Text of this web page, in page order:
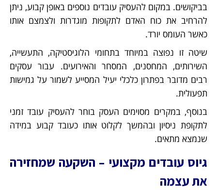
בביקושים. במקום להעסיק עובדים נוספים באופן קבוע, ניתן
להרחיב את כוח האדם לתקופות מוגדרות ולצמצם אותו
כאשר העומס יורד.
שיטה זו נפוצה במיוחד בתחומי הלוגיסטיקה, התעשייה,
השירותים, המחסנים, המסחר והאירועים. עבור עסקים
רבים מדובר בפתרון כלכלי יעיל המסייע לשמור על גמישות
תפעולית.
בנוסף, במקרים מסוימים העסק בוחר להעסיק עובד זמני
לתקופת ניסיון ובהמשך לקלוט אותו כעובד קבוע במידה
שנמצא מתאים.
גיוס עובדים מקצועי – השקעה שמחזירה
את עצמה